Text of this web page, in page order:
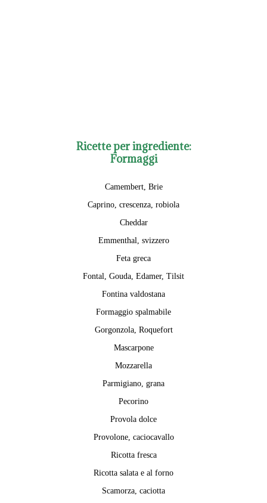
Ricette per ingrediente:
Formaggi
Camembert, Brie
Caprino, crescenza, robiola
Cheddar
Emmenthal, svizzero
Feta greca
Fontal, Gouda, Edamer, Tilsit
Fontina valdostana
Formaggio spalmabile
Gorgonzola, Roquefort
Mascarpone
Mozzarella
Parmigiano, grana
Pecorino
Provola dolce
Provolone, caciocavallo
Ricotta fresca
Ricotta salata e al forno
Scamorza, caciotta